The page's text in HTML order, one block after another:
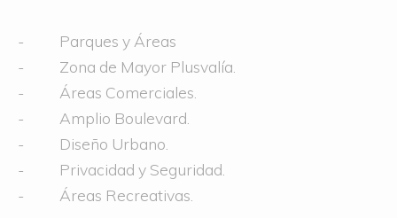
- Parques y Áreas
- Zona de Mayor Plusvalía.
- Áreas Comerciales.
- Amplio Boulevard.
- Diseño Urbano.
- Privacidad y Seguridad.
- Áreas Recreativas.